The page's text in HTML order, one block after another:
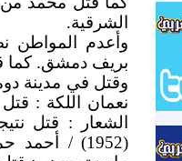
الشرقية.
وأعدم المواطن
بريف دمشق. كما
وقتل في مدينة
نعمان اللكة :
الشعار : قتل
(1952) /